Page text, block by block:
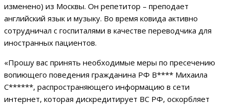
изменено) из Москвы. Он репетитор – преподает
английский язык и музыку. Во время ковида активно
сотрудничал с госпиталями в качестве переводчика для
иностранных пациентов.
«Прошу вас принять необходимые меры по пресечению
вопиющего поведения гражданина РФ В**** Михаила
С******, распространяющего информацию в сети
интернет, которая дискредитирует ВС РФ, оскорбляет